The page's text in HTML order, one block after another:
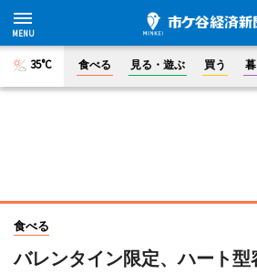
35°C 食べる 見る・遊ぶ 買う
食べる
バレンタイン限定、ハート型